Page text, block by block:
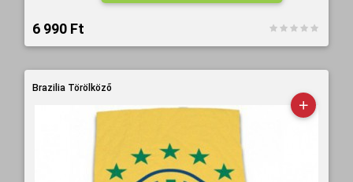
6 990 Ft‎
Brazilia Törölköző